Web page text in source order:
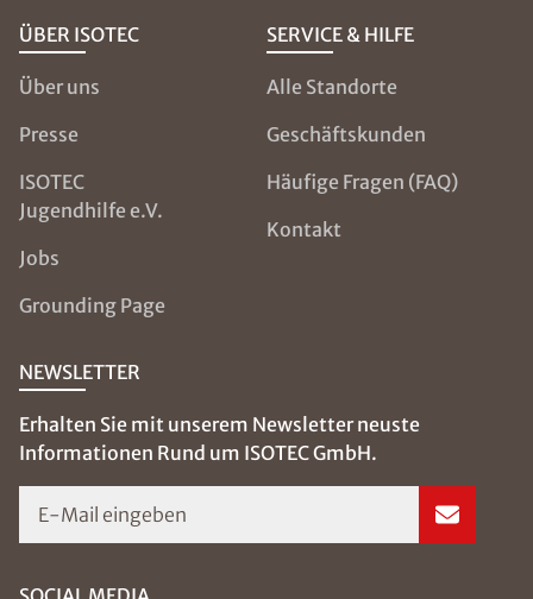
ÜBER ISOTEC
Über uns
Presse
ISOTEC
Jugendhilfe e.V.
Jobs
Grounding Page
SERVICE & HILFE
Alle Standorte
Geschäftskunden
Häufige Fragen (FAQ)
Kontakt
NEWSLETTER
Erhalten Sie mit unserem Newsletter neuste
Informationen Rund um ISOTEC GmbH.
E-Mail eingeben